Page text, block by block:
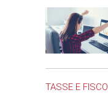
TASSE E FISCO